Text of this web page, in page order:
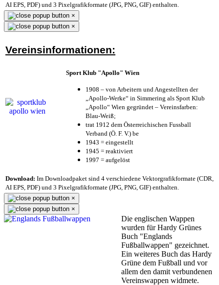
AI EPS, PDF) und 3 Pixelgrafikformate (JPG, PNG, GIF) enthalten.
×
×
Vereinsinformationen:
Sport Klub "Apollo" Wien
1908 – von Arbeitern und Angestellten der
„Apollo-Werke“ in Simmering als Sport Klub
„Apollo“ Wien gegründet – Vereinsfarben:
Blau-Weiß;
trat 1912 dem Österreichischen Fussball
Verband (Ö. F. V.) be
1943 = eingestellt
1945 = reaktiviert
1997 = aufgelöst
Download: Im Downloadpaket sind 4 verschiedene Vektorgrafikformate (CDR,
AI EPS, PDF) und 3 Pixelgrafikformate (JPG, PNG, GIF) enthalten.
×
×
Die englischen Wappen
wurden für Hardy Grünes
Buch "Englands
Fußballwappen" gezeichnet.
Ein weiteres Buch das Hardy
Grüne dem Fußball und vor
allem den damit verbundenen
Vereinswappen widmete.